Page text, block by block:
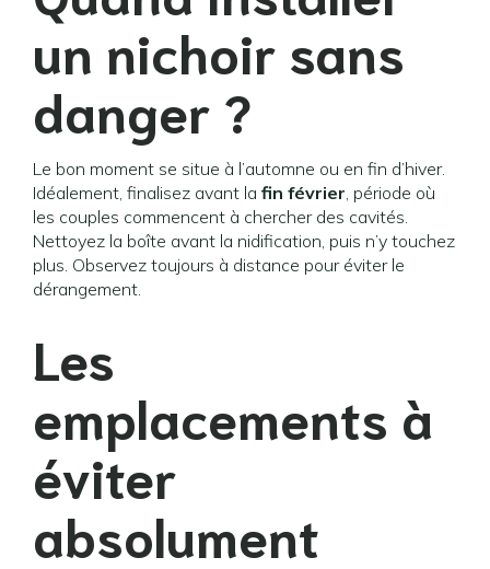
un nichoir sans
danger ?
Le bon moment se situe à l’automne ou en fin d’hiver.
Idéalement, finalisez avant la fin février, période où
les couples commencent à chercher des cavités.
Nettoyez la boîte avant la nidification, puis n’y touchez
plus. Observez toujours à distance pour éviter le
dérangement.
Les
emplacements à
éviter
absolument